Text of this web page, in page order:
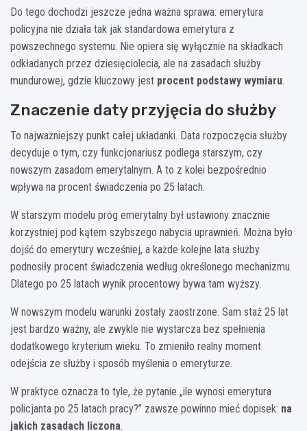
Do tego dochodzi jeszcze jedna ważna sprawa: emerytura
policyjna nie działa tak jak standardowa emerytura z
powszechnego systemu. Nie opiera się wyłącznie na składkach
odkładanych przez dziesięciolecia, ale na zasadach służby
mundurowej, gdzie kluczowy jest procent podstawy wymiaru.
Znaczenie daty przyjęcia do służby
To najważniejszy punkt całej układanki. Data rozpoczęcia służby
decyduje o tym, czy funkcjonariusz podlega starszym, czy
nowszym zasadom emerytalnym. A to z kolei bezpośrednio
wpływa na procent świadczenia po 25 latach.
W starszym modelu próg emerytalny był ustawiony znacznie
korzystniej pod kątem szybszego nabycia uprawnień. Można było
dojść do emerytury wcześniej, a każde kolejne lata służby
podnosiły procent świadczenia według określonego mechanizmu.
Dlatego po 25 latach wynik procentowy bywa tam wyższy.
W nowszym modelu warunki zostały zaostrzone. Sam staż 25 lat
jest bardzo ważny, ale zwykle nie wystarcza bez spełnienia
dodatkowego kryterium wieku. To zmieniło realny moment
odejścia ze służby i sposób myślenia o emeryturze.
W praktyce oznacza to tyle, że pytanie „ile wynosi emerytura
policjanta po 25 latach pracy?” zawsze powinno mieć dopisek: na
jakich zasadach liczona.